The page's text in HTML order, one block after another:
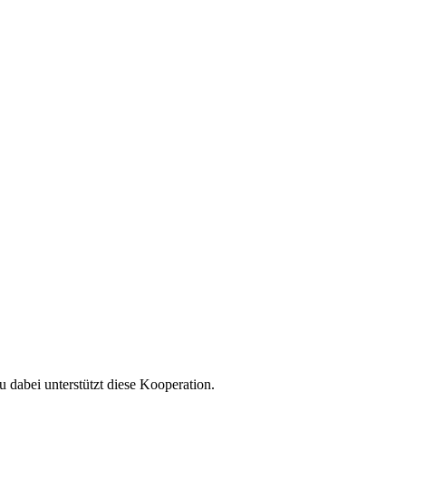
dabei unterstützt diese Kooperation.